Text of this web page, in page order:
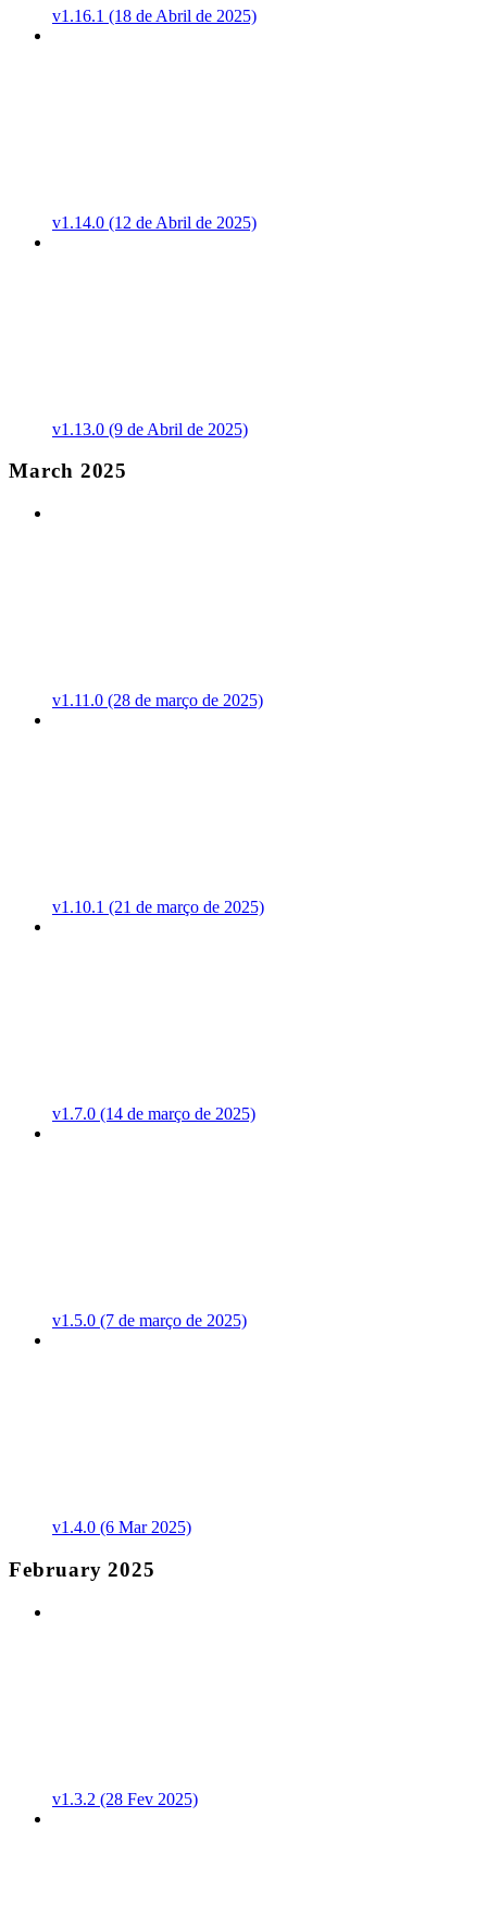
v1.16.1 (18 de Abril de 2025)
v1.14.0 (12 de Abril de 2025)
v1.13.0 (9 de Abril de 2025)
March 2025
v1.11.0 (28 de março de 2025)
v1.10.1 (21 de março de 2025)
v1.7.0 (14 de março de 2025)
v1.5.0 (7 de março de 2025)
v1.4.0 (6 Mar 2025)
February 2025
v1.3.2 (28 Fev 2025)